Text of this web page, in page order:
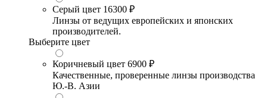
Серый цвет 16300 ₽
Линзы от ведущих европейских и японских
производителей.
Выберите цвет
Коричневый цвет 6900 ₽
Качественные, проверенные линзы производства
Ю.-В. Азии